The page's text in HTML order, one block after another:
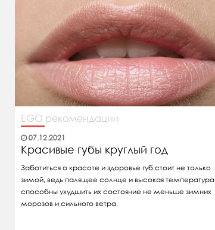
EGO рекомендации
07.12.2021
Красивые губы круглый год
Заботиться о красоте и здоровье губ стоит не только
зимой, ведь палящее солнце и высокая температура
способны ухудшить их состояние не меньше зимних
морозов и сильного ветра.